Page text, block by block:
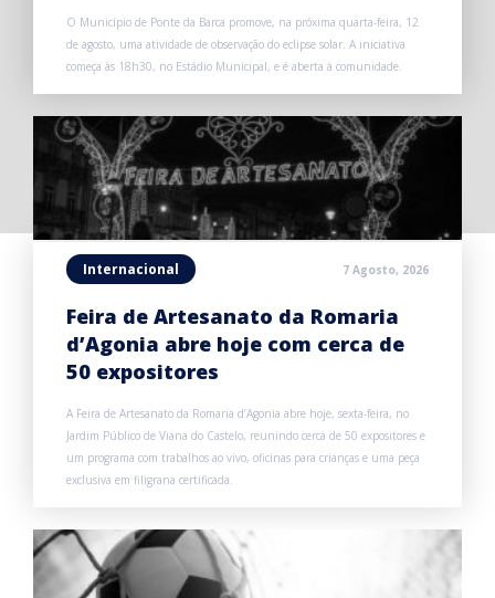
O Município de Ponte da Barca promove, na próxima quarta-feira, 12
de agosto, uma atividade de observação do eclipse solar. A iniciativa
começa às 18h30, no Estádio Municipal, e é aberta à comunidade.
Internacional 7 Agosto, 2026
Feira de Artesanato da Romaria
d’Agonia abre hoje com cerca de
50 expositores
A Feira de Artesanato da Romaria d’Agonia abre hoje, sexta-feira, no
Jardim Público de Viana do Castelo, reunindo cerca de 50 expositores e
um programa com trabalhos ao vivo, oficinas para crianças e uma peça
exclusiva em filigrana certificada.